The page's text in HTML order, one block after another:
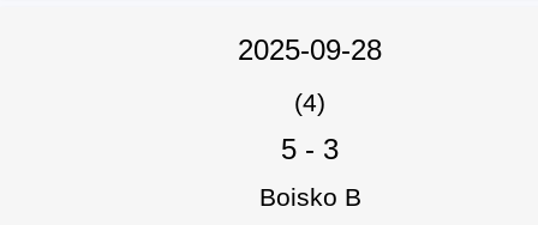
2025-09-28
(4)
5 - 3
Boisko B